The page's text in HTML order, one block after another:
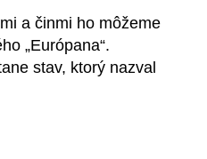
a činmi ho môžeme
„Európana“.
stav, ktorý nazval